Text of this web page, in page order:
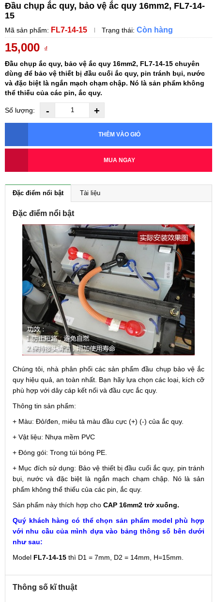
Đầu chụp ắc quy, bảo vệ ắc quy 16mm2, FL7-14-
15
Mã sản phẩm: FL7-14-15 Trạng thái: Còn hàng
15,000 ₫
Đầu chụp ắc quy, bảo vệ ắc quy 16mm2, FL7-14-15 chuyên
dùng để bảo vệ thiết bị đầu cuối ắc quy, pin tránh bụi, nước
và đặc biệt là ngắn mạch chạm chập. Nó là sản phẩm không
thể thiếu của các pin, ắc quy.
Số lượng: - +
THÊM VÀO GIỎ
MUA NGAY
Đặc điểm nổi bật Tài liệu
Đặc điểm nổi bật
Chúng tôi, nhà phân phối các sản phẩm đầu chụp bảo vệ ắc
quy hiệu quả, an toàn nhất. Bạn hãy lựa chọn các loại, kích cỡ
phù hợp với dây cáp kết nối và đầu cực ắc quy.
Thông tin sản phẩm:
+ Màu: Đỏ/đen, miêu tả màu đầu cực (+) (-) của ắc quy.
+ Vật liệu: Nhựa mềm PVC
+ Đóng gói: Trong túi bóng PE.
+ Mục đích sử dụng: Bảo vệ thiết bị đầu cuối ắc quy, pin tránh
bụi, nước và đặc biệt là ngắn mạch chạm chập. Nó là sản
phẩm không thể thiếu của các pin, ắc quy.
Sản phẩm này thích hợp cho CAP 16mm2 trở xuống.
Quý khách hàng có thể chọn sản phẩm model phù hợp
với nhu cầu của mình dựa vào bảng thông số bên dưới
như sau:
Model FL7-14-15 thì D1 = 7mm, D2 = 14mm, H=15mm.
Thông số kĩ thuật